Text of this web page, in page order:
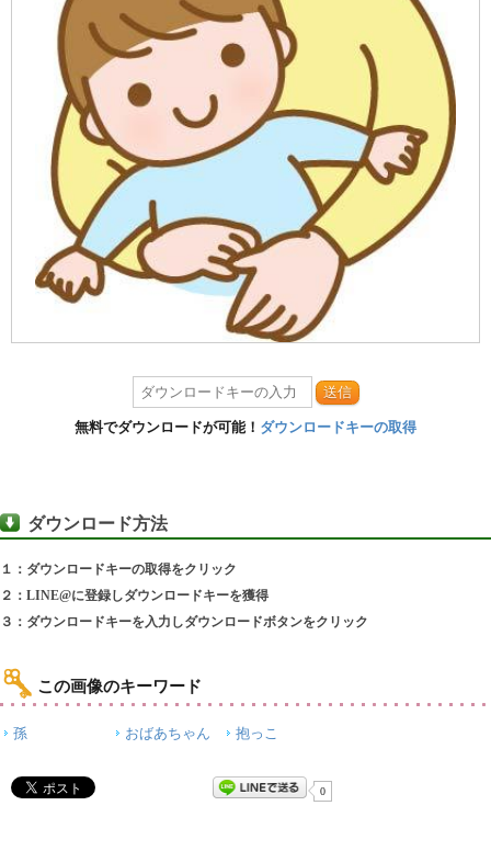
送信
無料でダウンロードが可能！ ダウンロードキーの取得
ダウンロード方法
１：ダウンロードキーの取得をクリック
２：LINE@に登録しダウンロードキーを獲得
３：ダウンロードキーを入力しダウンロードボタンをクリック
この画像のキーワード
孫 おばあちゃん 抱っこ
0